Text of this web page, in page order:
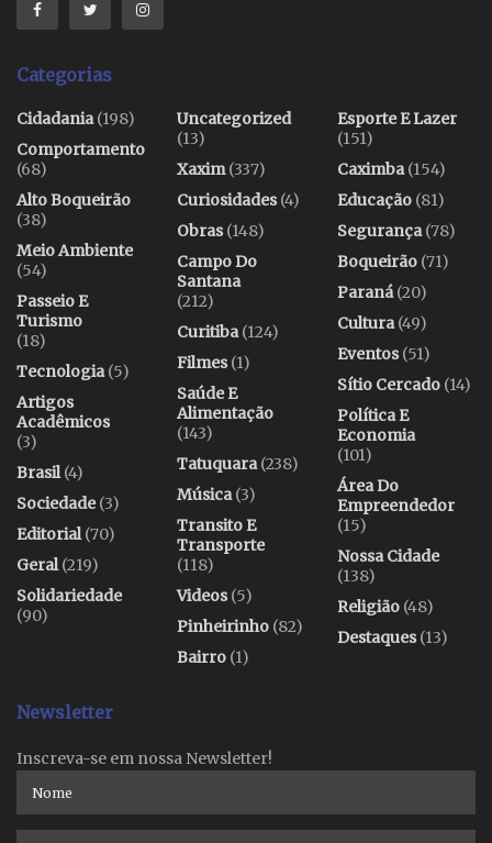
Categorias
Cidadania(198)
Comportamento
(68)
Alto Boqueirão
(38)
Meio Ambiente
(54)
Passeio E
Turismo
(18)
Tecnologia(5)
Artigos
Acadêmicos
(3)
Brasil(4)
Sociedade(3)
Editorial(70)
Geral(219)
Solidariedade
(90)
Uncategorized
(13)
Xaxim(337)
Curiosidades(4)
Obras(148)
Campo Do
Santana
(212)
Curitiba(124)
Filmes(1)
Saúde E
Alimentação
(143)
Tatuquara(238)
Música(3)
Transito E
Transporte
(118)
Videos(5)
Pinheirinho (82)
Bairro (1)
Esporte E Lazer
(151)
Caximba(154)
Educação (81)
Segurança(78)
Boqueirão (71)
Paraná(20)
Cultura(49)
Eventos(51)
Sítio Cercado (14)
Política E
Economia
(101)
Área Do
Empreendedor
(15)
Nossa Cidade
(138)
Religião (48)
Destaques(13)
Newsletter
Inscreva-se em nossa Newsletter!